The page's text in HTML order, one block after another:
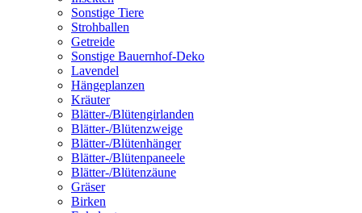
Sonstige Tiere
Strohballen
Getreide
Sonstige Bauernhof-Deko
Lavendel
Hängeplanzen
Kräuter
Blätter-/Blütengirlanden
Blätter-/Blütenzweige
Blätter-/Blütenhänger
Blätter-/Blütenpaneele
Blätter-/Blütenzäune
Gräser
Birken